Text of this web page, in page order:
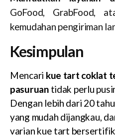
GoFood, GrabFood,
kemudahan pengiriman
Kesimpulan
Mencari kue tart coklat
pasuruan tidak perlu
Dengan lebih dari 20
yang mudah dijangkau,
varian kue tart